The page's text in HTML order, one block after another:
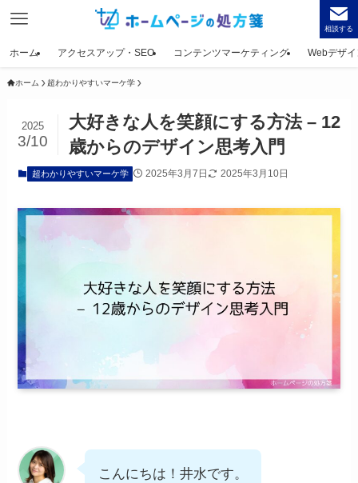
相談する
ホーム アクセスアップ・SEO コンテンツマーケティング Webデザ
ホーム 超わかりやすいマーケ学
大好きな人を笑顔にする方法 – 12
歳からのデザイン思考入門
2025
3/10
超わかりやすいマーケ学 2025年3月7日 2025年3月10日
こんにちは！井水です。